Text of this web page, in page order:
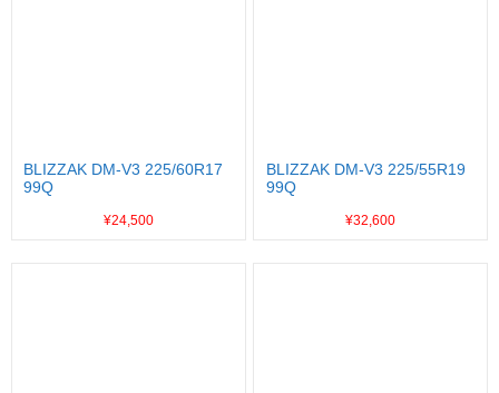
BLIZZAK DM-V3 225/60R17
99Q
¥24,500
BLIZZAK DM-V3 225/55R19
99Q
¥32,600